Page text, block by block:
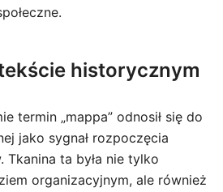
historycznym
termin „mappa” odnosił się do
jako sygnał rozpoczęcia
ta była nie tylko
organizacyjnym, ale również